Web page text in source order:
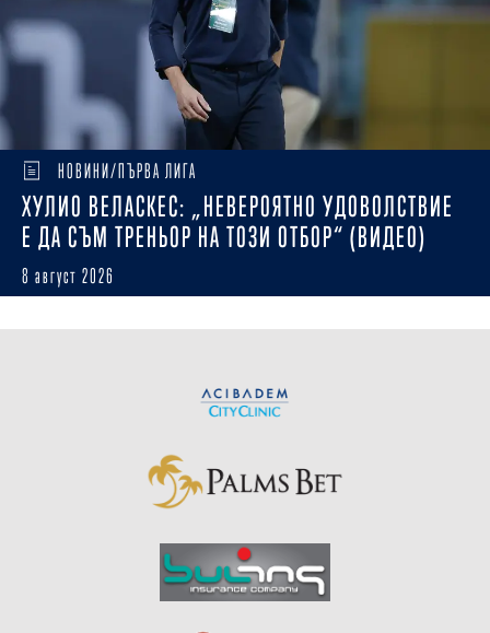
НОВИНИ/ПЪРВА ЛИГА
ХУЛИО ВЕЛАСКЕС: „НЕВЕРОЯТНО УДОВОЛСТВИЕ
Е ДА СЪМ ТРЕНЬОР НА ТОЗИ ОТБОР“ (ВИДЕО)
8 август 2026